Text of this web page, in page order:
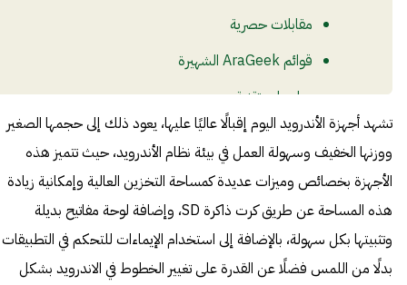
مقابلات حصرية
قوائم AraGeek الشهيرة
مراجعات تقنية
تشهد أجهزة الأندرويد اليوم إقبالًا عاليًا عليها، يعود ذلك إلى حجمها الصغير
ووزنها الخفيف وسهولة العمل في بيئة نظام الأندرويد، حيث تتميز هذه
الأجهزة بخصائص وميزات عديدة كمساحة التخزين العالية وإمكانية زيادة
هذه المساحة عن طريق كرت ذاكرة SD، وإضافة لوحة مفاتيح بديلة
وتثبيتها بكل سهولة، بالإضافة إلى استخدام الإيماءات للتحكم في التطبيقات
بدلًا من اللمس فضلًا عن القدرة على تغيير الخطوط في الاندرويد بشكل